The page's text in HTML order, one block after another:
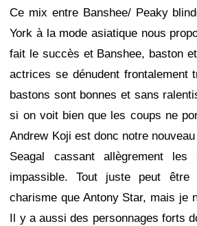
Ce mix entre Banshee/ Peaky
York à la mode asiatique nous
fait le succès et Banshee, baston
actrices se dénudent frontalement
bastons sont bonnes et sans
si on voit bien que les coups ne
Andrew Koji est donc notre
Seagal cassant allègrement
impassible. Tout juste peut
charisme que Antony Star, mais je
Il y a aussi des personnages forts